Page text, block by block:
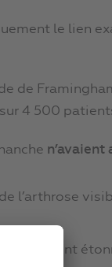
le lien
de
4 500
n’avaient
l’arthrose
tellement